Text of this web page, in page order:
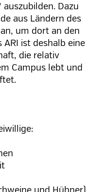
auszubilden. Dazu
aus Ländern des
um dort an den
ARI ist deshalb eine
die relativ
Campus lebt und